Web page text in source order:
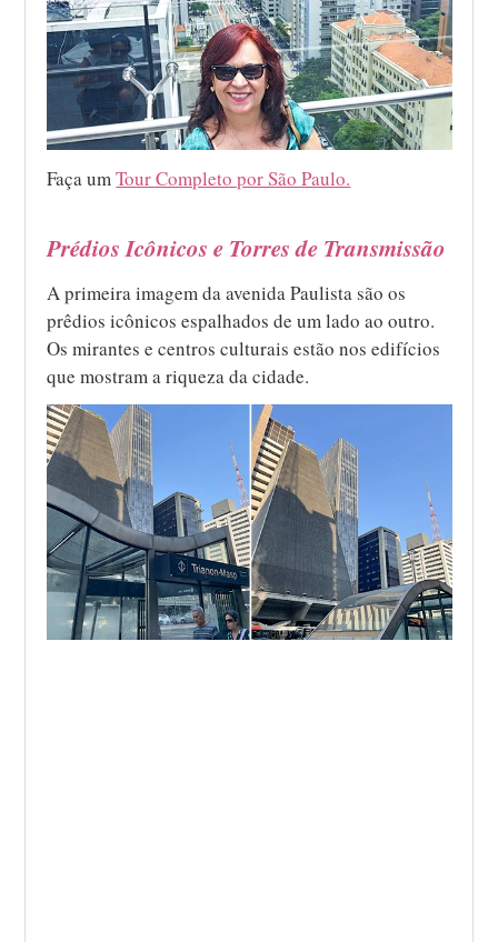
Faça umTour Completo por São Paulo.
Prédios Icônicos e Torres de Transmissão
A primeira imagem da avenida Paulista são os
prêdios icônicos espalhados de um lado ao outro.
Os mirantes e centros culturais estão nos edifícios
que mostram a riqueza da cidade.